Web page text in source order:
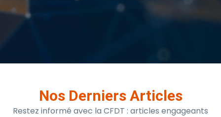
Nos Derniers Articles
Restez informé avec la CFDT : articles engageants